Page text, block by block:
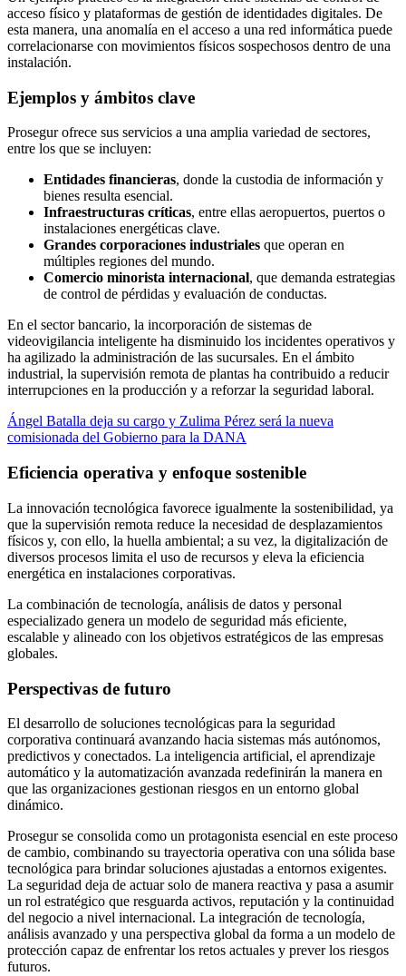
acceso físico y plataformas de gestión de identidades digitales. De
esta manera, una anomalía en el acceso a una red informática puede
correlacionarse con movimientos físicos sospechosos dentro de una
instalación.
Ejemplos y ámbitos clave
Prosegur ofrece sus servicios a una amplia variedad de sectores,
entre los que se incluyen:
Entidades financieras, donde la custodia de información y
bienes resulta esencial.
Infraestructuras críticas, entre ellas aeropuertos, puertos o
instalaciones energéticas clave.
Grandes corporaciones industriales que operan en
múltiples regiones del mundo.
Comercio minorista internacional, que demanda estrategias
de control de pérdidas y evaluación de conductas.
En el sector bancario, la incorporación de sistemas de
videovigilancia inteligente ha disminuido los incidentes operativos y
ha agilizado la administración de las sucursales. En el ámbito
industrial, la supervisión remota de plantas ha contribuido a reducir
interrupciones en la producción y a reforzar la seguridad laboral.
Ángel Batalla deja su cargo y Zulima Pérez será la nueva
comisionada del Gobierno para la DANA
Eficiencia operativa y enfoque sostenible
La innovación tecnológica favorece igualmente la sostenibilidad, ya
que la supervisión remota reduce la necesidad de desplazamientos
físicos y, con ello, la huella ambiental; a su vez, la digitalización de
diversos procesos limita el uso de recursos y eleva la eficiencia
energética en instalaciones corporativas.
La combinación de tecnología, análisis de datos y personal
especializado genera un modelo de seguridad más eficiente,
escalable y alineado con los objetivos estratégicos de las empresas
globales.
Perspectivas de futuro
El desarrollo de soluciones tecnológicas para la seguridad
corporativa continuará avanzando hacia sistemas más autónomos,
predictivos y conectados. La inteligencia artificial, el aprendizaje
automático y la automatización avanzada redefinirán la manera en
que las organizaciones gestionan riesgos en un entorno global
dinámico.
Prosegur se consolida como un protagonista esencial en este proceso
de cambio, combinando su trayectoria operativa con una sólida base
tecnológica para brindar soluciones ajustadas a entornos exigentes.
La seguridad deja de actuar solo de manera reactiva y pasa a asumir
un rol estratégico que resguarda activos, reputación y la continuidad
del negocio a nivel internacional. La integración de tecnología,
análisis avanzado y una perspectiva global da forma a un modelo de
protección capaz de enfrentar los retos actuales y prever los riesgos
futuros.